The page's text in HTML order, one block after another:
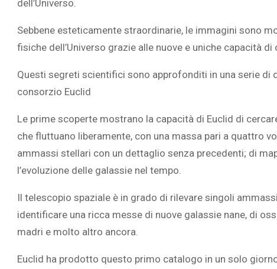
dell’Universo.
Sebbene esteticamente straordinarie, le immagini sono
fisiche dell’Universo grazie alle nuove e uniche capacità
Questi segreti scientifici sono approfonditi in una serie
consorzio Euclid
Le prime scoperte mostrano la capacità di Euclid di
che fluttuano liberamente, con una massa pari a quattro
ammassi stellari con un dettaglio senza precedenti; di
l’evoluzione delle galassie nel tempo.
Il telescopio spaziale è in grado di rilevare singoli
identificare una ricca messe di nuove galassie nane, di
madri e molto altro ancora.
Euclid ha prodotto questo primo catalogo in un solo